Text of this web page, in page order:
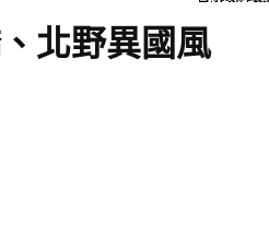
北野異國風